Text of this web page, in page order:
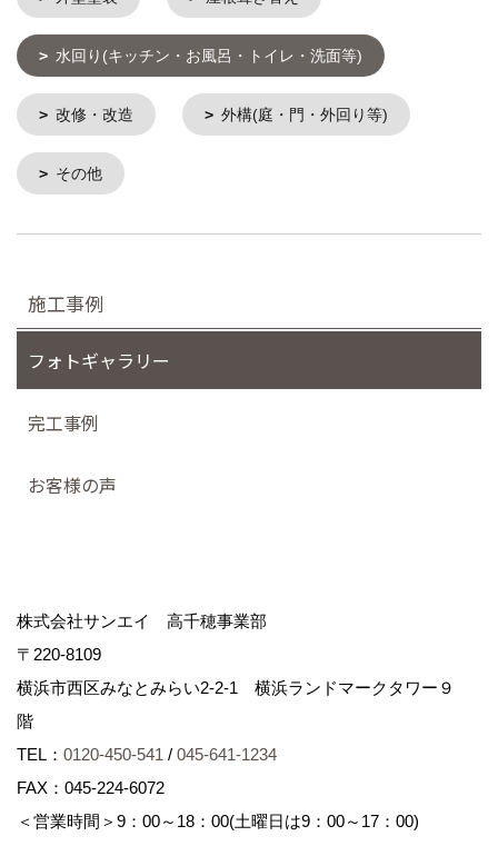
水回り(キッチン・お風呂・トイレ・洗面等)
改修・改造 外構(庭・門・外回り等)
その他
施工事例
フォトギャラリー
完工事例
お客様の声
株式会社サンエイ 高千穂事業部
〒220-8109
横浜市西区みなとみらい2-2-1 横浜ランドマークタワー９
階
TEL： 0120-450-541 / 045-641-1234
FAX：045-224-6072
＜営業時間＞9：00～18：00(土曜日は9：00～17：00)